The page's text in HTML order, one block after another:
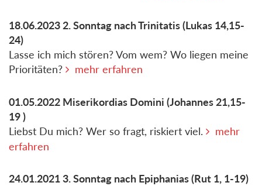
18.06.2023 2. Sonntag nach Trinitatis(Lukas 14,15-
24)
Lasse ich mich stören? Vom wem? Wo liegen meine
Prioritäten?
mehr erfahren
01.05.2022 Miserikordias Domini (Johannes 21,15-
19 )
Liebst Du mich? Wer so fragt, riskiert viel.
mehr
erfahren
24.01.20213. Sonntag nach Epiphanias(Rut 1, 1-19)